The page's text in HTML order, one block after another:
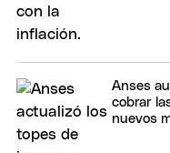
Anses
cobrar
nuevos